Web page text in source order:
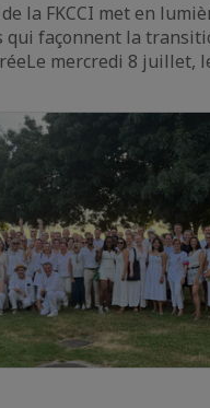
la FKCCI met en
qui façonnent la
mercredi 8 juillet,